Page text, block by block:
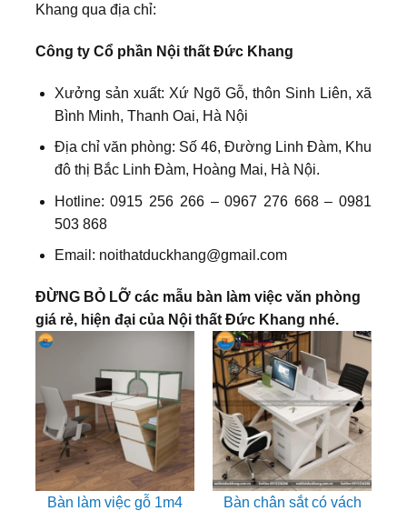
Khang qua địa chỉ:
Công ty Cổ phần Nội thất Đức Khang
Xưởng sản xuất: Xứ Ngõ Gỗ, thôn Sinh Liên, xã
Bình Minh, Thanh Oai, Hà Nội
Địa chỉ văn phòng: Số 46, Đường Linh Đàm, Khu
đô thị Bắc Linh Đàm, Hoàng Mai, Hà Nội.
Hotline: 0915 256 266 – 0967 276 668 – 0981
503 868
Email: noithatduckhang@gmail.com
ĐỪNG BỎ LỠ các mẫu bàn làm việc văn phòng
giá rẻ, hiện đại của Nội thất Đức Khang nhé.
Bàn làm việc gỗ 1m4
Bàn chân sắt có vách